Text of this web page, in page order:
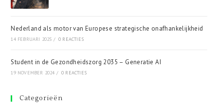
Nederland als motor van Europese strategische onafhankelijkheid
14 FEBRUARI 2025 / 0 REACTIES
Student in de Gezondheidszorg 2035 – Generatie AI
19 NOVEMBER 2024 / 0 REACTIES
Categorieën